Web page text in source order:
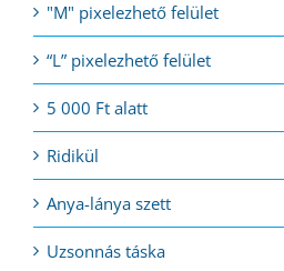
"M" pixelezhető felület
“L” pixelezhető felület
5 000 Ft alatt
Ridikül
Anya-lánya szett
Uzsonnás táska